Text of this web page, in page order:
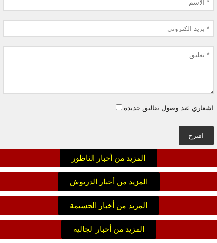
اشعاري عند وصول تعاليق جديدة
اقترح
المزيد من أخبار الناظور
المزيد من أخبار الدريوش
المزيد من أخبار الحسيمة
المزيد من أخبار الجالية